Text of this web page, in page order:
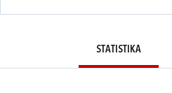
STATISTIKA